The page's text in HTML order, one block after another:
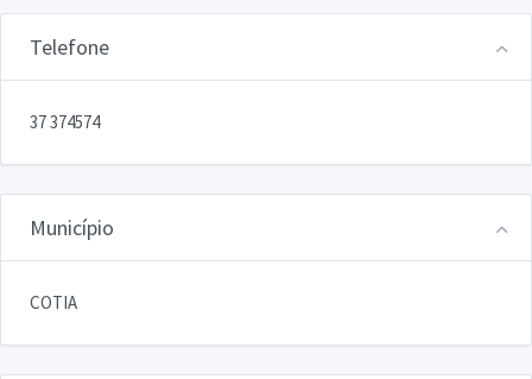
Telefone
37 374574
Município
COTIA